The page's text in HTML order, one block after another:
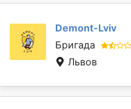
Demont-Lviv
Бригада
Львов